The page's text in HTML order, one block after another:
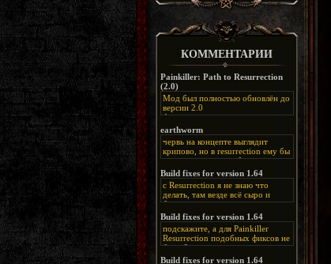
КОММЕНТАРИИ
Painkiller: Path to Resurrection
(2.0)
Мод был полностью обновлён до
версии 2.0
Альтернативная
ссылка:
FzzDkRlC8Q
earthworm
червь на концепте выглядит
крипово, но в resurrection ему бы
нашлось место, особенно в
каких-нибудь подземных
катакомбах. жаль, что половину
задумок там вырезали, зато и
рпгшности меньше. build fixes
спасибо что перезалили на
яндекс. а вот в комментах на
сайте у меня пару раз вылезала
левая вставка
https://uzbekmelbet.com/ru/
Build fixes for version 1.64
с Resurrection я не знаю что
делать, там везде всё сыро и
баговано, от чего и заниматься
этим не хочется, тут либо играть
как есть или искать патчи для
этого дополнения на moddb,
либо же на крайняк играть мод
Resurrection, но настолько что не
Build fixes for version 1.64
подскажите, а для Painkiller
Resurrection подобных фиксов не
будет?
Build fixes for version 1.64